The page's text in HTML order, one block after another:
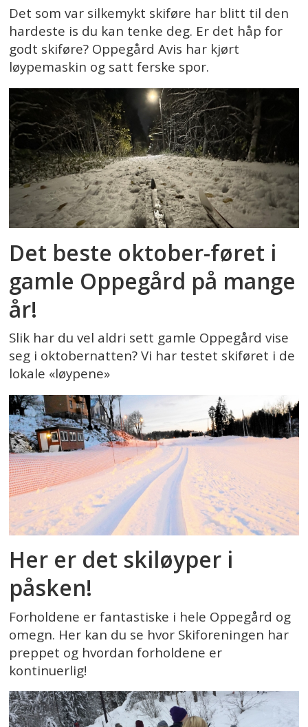
Det som var silkemykt skiføre har blitt til den
hardeste is du kan tenke deg. Er det håp for
godt skiføre? Oppegård Avis har kjørt
løypemaskin og satt ferske spor.
Det beste oktober-føret i
gamle Oppegård på mange
år!
Slik har du vel aldri sett gamle Oppegård vise
seg i oktobernatten? Vi har testet skiføret i de
lokale «løypene»
Her er det skiløyper i
påsken!
Forholdene er fantastiske i hele Oppegård og
omegn. Her kan du se hvor Skiforeningen har
preppet og hvordan forholdene er
kontinuerlig!